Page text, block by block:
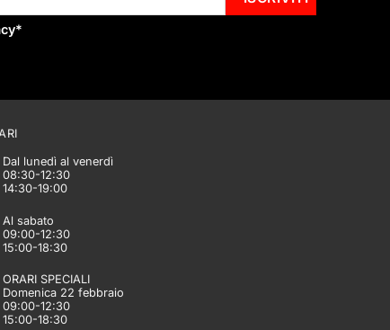
*
Dal lunedì al venerdì
08:30-12:30
14:30-19:00
Al sabato
09:00-12:30
15:00-18:30
ORARI SPECIALI
Domenica 22 febbraio
09:00-12:30
15:00-18:30